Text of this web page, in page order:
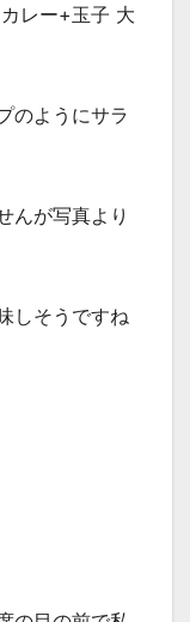
レー+玉子 大
のようにサラ
んが写真より
しそうですね